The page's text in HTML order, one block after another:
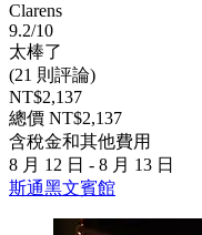
Clarens
9.2/10
太棒了
(21 則評論)
NT$2,137
總價 NT$2,137
含稅金和其他費用
8 月 12 日 - 8 月 13 日
斯通黑文賓館